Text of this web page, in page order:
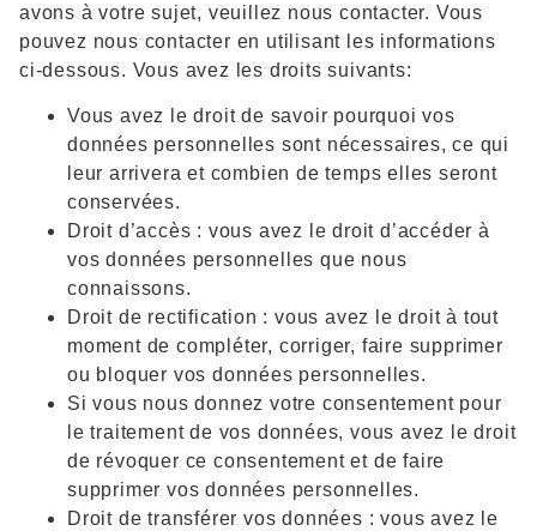
avons à votre sujet, veuillez nous contacter. Vous
pouvez nous contacter en utilisant les informations
ci-dessous. Vous avez les droits suivants:
Vous avez le droit de savoir pourquoi vos
données personnelles sont nécessaires, ce qui
leur arrivera et combien de temps elles seront
conservées.
Droit d’accès : vous avez le droit d’accéder à
vos données personnelles que nous
connaissons.
Droit de rectification : vous avez le droit à tout
moment de compléter, corriger, faire supprimer
ou bloquer vos données personnelles.
Si vous nous donnez votre consentement pour
le traitement de vos données, vous avez le droit
de révoquer ce consentement et de faire
supprimer vos données personnelles.
Droit de transférer vos données : vous avez le